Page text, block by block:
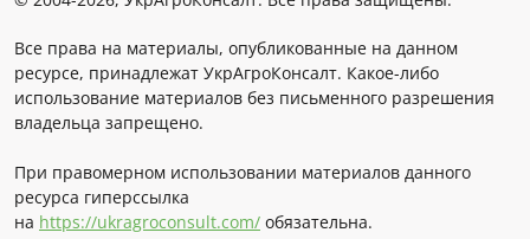
Все права на материалы, опубликованные на данном
ресурсе, принадлежат УкрАгроКонсалт. Какое-либо
использование материалов без письменного разрешения
владельца запрещено.
При правомерном использовании материалов данного
ресурса гиперссылка
на https://ukragroconsult.com/ обязательна.